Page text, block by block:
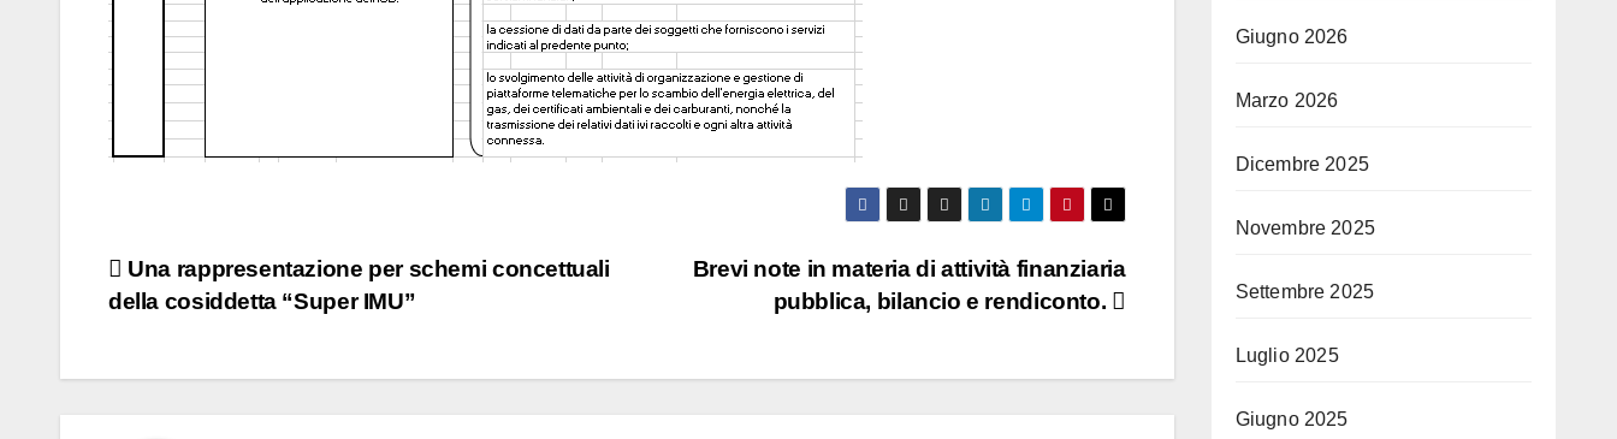
Navigazione
Brevi note in materia di attività finanziaria
pubblica, bilancio e rendiconto.
Una rappresentazione per schemi concettuali
della cosiddetta “Super IMU”
Giugno 2026
Marzo 2026
Dicembre 2025
Novembre 2025
Settembre 2025
Luglio 2025
Giugno 2025